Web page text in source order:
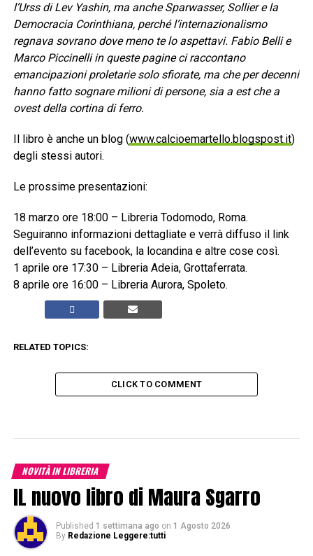
l’Urss di Lev Yashin, ma anche Sparwasser, Sollier e la
Democracia Corinthiana, perché l’internazionalismo
regnava sovrano dove meno te lo aspettavi. Fabio Belli e
Marco Piccinelli in queste pagine ci raccontano
emancipazioni proletarie solo sfiorate, ma che per decenni
hanno fatto sognare milioni di persone, sia a est che a
ovest della cortina di ferro.
Il libro è anche un blog (www.calcioemartello.blogspost.it)
degli stessi autori.
Le prossime presentazioni:
18 marzo ore 18:00 – Libreria Todomodo, Roma.
Seguiranno informazioni dettagliate e verrà diffuso il link
dell’evento su facebook, la locandina e altre cose così.
1 aprile ore 17:30 – Libreria Adeia, Grottaferrata.
8 aprile ore 16:00 – Libreria Aurora, Spoleto.
RELATED TOPICS:
CLICK TO COMMENT
NOVITÀ IN LIBRERIA
IL nuovo libro di Maura Sgarro
Published 1 settimana ago on 1 Agosto 2026
By Redazione Leggere:tutti